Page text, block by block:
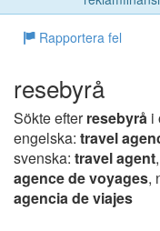
Rapportera fel
resebyrå
Sökte efterresebyrå i
engelska: travel
svenska: travel agent
agence de voyages,
agencia de viajes